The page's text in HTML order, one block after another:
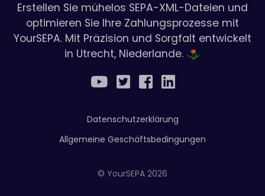
Erstellen Sie mühelos SEPA-XML-Dateien und
optimieren Sie Ihre Zahlungsprozesse mit
YourSEPA. Mit Präzision und Sorgfalt entwickelt
in Utrecht, Niederlande.
© YourSEPA 2026
Datenschutzerklärung
Allgemeine Geschäftsbedingungen